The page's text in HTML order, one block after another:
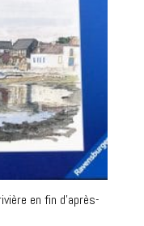
en fin d’après-